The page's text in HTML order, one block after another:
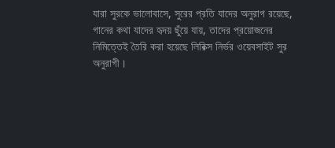
যারা সুরকে ভালোবাসে, সুরের প্রতি যাদের অনুরাগ রয়েছে,
গানের কথা যাদের হৃদয় ছুঁয়ে যায়, তাদের প্রয়োজনের
নিমিত্তেই তৈরি করা হয়েছে লিরিক্স নির্ভর ওয়েবসাইট সুর
অনুরাগী।